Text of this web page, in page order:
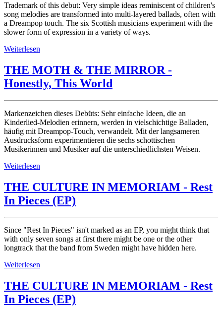
Trademark of this debut: Very simple ideas reminiscent of children's
song melodies are transformed into multi-layered ballads, often with
a Dreampop touch. The six Scottish musicians experiment with the
slower form of expression in a variety of ways.
Weiterlesen
THE MOTH & THE MIRROR -
Honestly, This World
Markenzeichen dieses Debüts: Sehr einfache Ideen, die an
Kinderlied-Melodien erinnern, werden in vielschichtige Balladen,
häufig mit Dreampop-Touch, verwandelt. Mit der langsameren
Ausdrucksform experimentieren die sechs schottischen
Musikerinnen und Musiker auf die unterschiedlichsten Weisen.
Weiterlesen
THE CULTURE IN MEMORIAM - Rest
In Pieces (EP)
Since "Rest In Pieces" isn't marked as an EP, you might think that
with only seven songs at first there might be one or the other
longtrack that the band from Sweden might have hidden here.
Weiterlesen
THE CULTURE IN MEMORIAM - Rest
In Pieces (EP)